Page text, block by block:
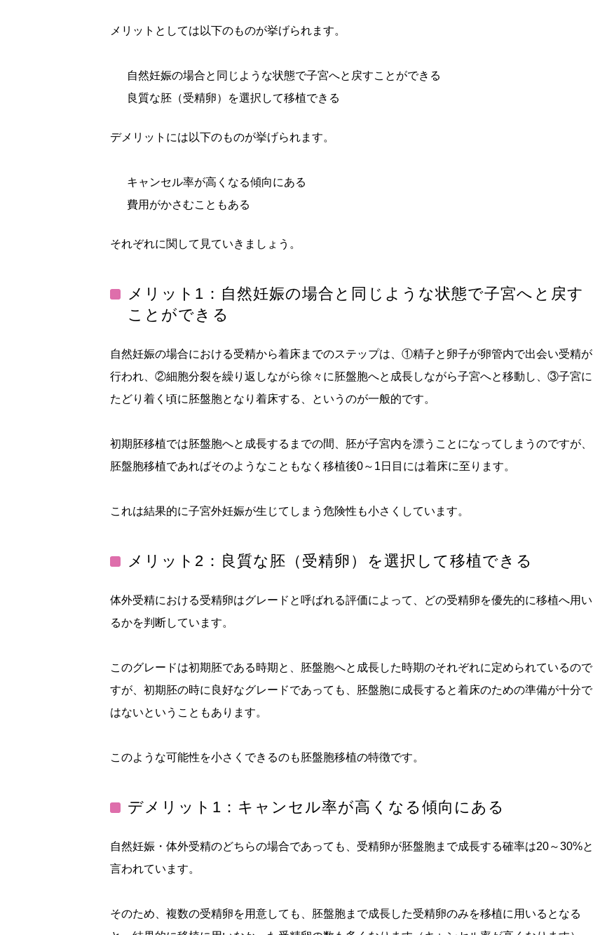
メリットとしては以下のものが挙げられます。
自然妊娠の場合と同じような状態で子宮へと戻すことができる
良質な胚（受精卵）を選択して移植できる
デメリットには以下のものが挙げられます。
キャンセル率が高くなる傾向にある
費用がかさむこともある
それぞれに関して見ていきましょう。
メリット1：自然妊娠の場合と同じような状態で子宮へと戻す
ことができる
自然妊娠の場合における受精から着床までのステップは、①精子と卵子が卵管内で出会い受精が
行われ、②細胞分裂を繰り返しながら徐々に胚盤胞へと成長しながら子宮へと移動し、③子宮に
たどり着く頃に胚盤胞となり着床する、というのが一般的です。
初期胚移植では胚盤胞へと成長するまでの間、胚が子宮内を漂うことになってしまうのですが、
胚盤胞移植であればそのようなこともなく移植後0～1日目には着床に至ります。
これは結果的に子宮外妊娠が生じてしまう危険性も小さくしています。
メリット2：良質な胚（受精卵）を選択して移植できる
体外受精における受精卵はグレードと呼ばれる評価によって、どの受精卵を優先的に移植へ用い
るかを判断しています。
このグレードは初期胚である時期と、胚盤胞へと成長した時期のそれぞれに定められているので
すが、初期胚の時に良好なグレードであっても、胚盤胞に成長すると着床のための準備が十分で
はないということもあります。
このような可能性を小さくできるのも胚盤胞移植の特徴です。
デメリット1：キャンセル率が高くなる傾向にある
自然妊娠・体外受精のどちらの場合であっても、受精卵が胚盤胞まで成長する確率は20～30%と
言われています。
そのため、複数の受精卵を用意しても、胚盤胞まで成長した受精卵のみを移植に用いるとなる